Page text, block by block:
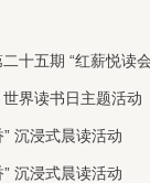
十五期 “红薪悦读
界读书日主题活动
沉浸式晨读活动
沉浸式晨读活动